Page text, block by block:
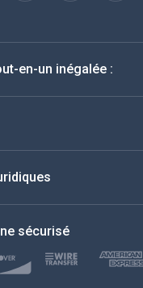
en-un inégalée :
sécurisé